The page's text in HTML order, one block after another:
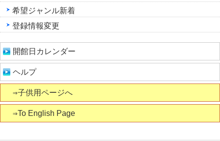
希望ジャンル新着
登録情報変更
開館日カレンダー
ヘルプ
⇒子供用ページへ
⇒To English Page